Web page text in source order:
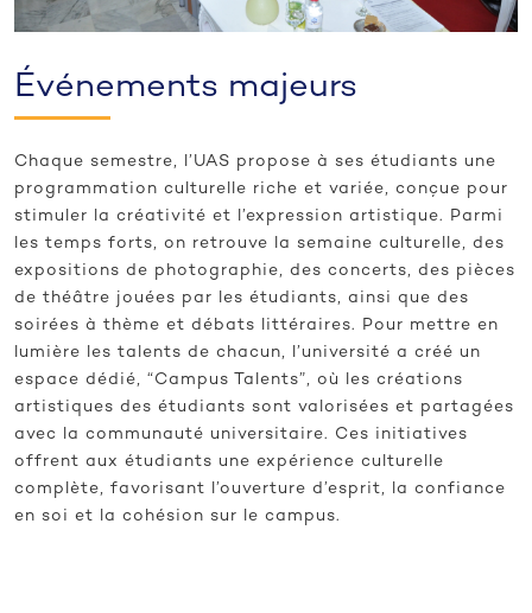
Événements majeurs
Chaque semestre, l’UAS propose à ses étudiants une
programmation culturelle riche et variée, conçue pour
stimuler la créativité et l’expression artistique. Parmi
les temps forts, on retrouve la semaine culturelle, des
expositions de photographie, des concerts, des pièces
de théâtre jouées par les étudiants, ainsi que des
soirées à thème et débats littéraires. Pour mettre en
lumière les talents de chacun, l’université a créé un
espace dédié, “Campus Talents”, où les créations
artistiques des étudiants sont valorisées et partagées
avec la communauté universitaire. Ces initiatives
offrent aux étudiants une expérience culturelle
complète, favorisant l’ouverture d’esprit, la confiance
en soi et la cohésion sur le campus.